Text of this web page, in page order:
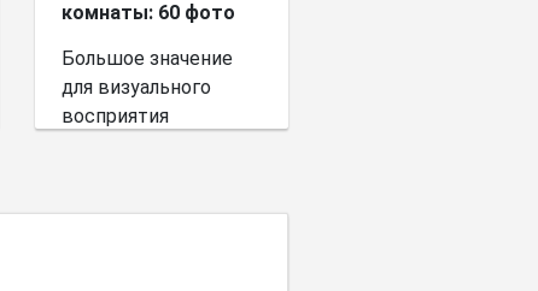
комнаты: 60 фото
Большое значение
для визуального
восприятия